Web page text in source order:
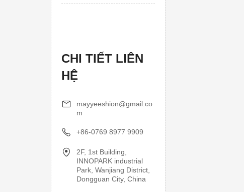
CHI TIẾT LIÊN
HỆ
mayyeeshion@gmail.co
m
+86-0769 8977 9909
2F, 1st Building,
INNOPARK industrial
Park, Wanjiang District,
Dongguan City, China